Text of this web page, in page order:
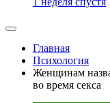
Главная
Психология
Женщинам
во время секса